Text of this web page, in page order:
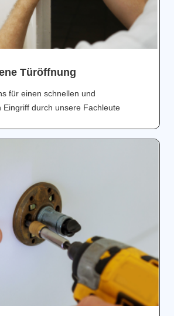
Türöffnung
für einen schnellen und
Eingriff durch unsere Fachleute